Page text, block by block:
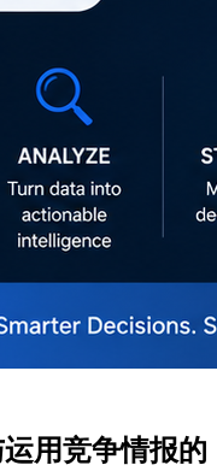
用竞争情报的